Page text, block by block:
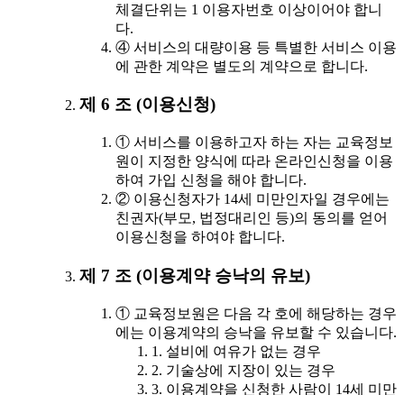
체결단위는 1 이용자번호 이상이어야 합니
다.
④ 서비스의 대량이용 등 특별한 서비스 이용
에 관한 계약은 별도의 계약으로 합니다.
제 6 조 (이용신청)
① 서비스를 이용하고자 하는 자는 교육정보
원이 지정한 양식에 따라 온라인신청을 이용
하여 가입 신청을 해야 합니다.
② 이용신청자가 14세 미만인자일 경우에는
친권자(부모, 법정대리인 등)의 동의를 얻어
이용신청을 하여야 합니다.
제 7 조 (이용계약 승낙의 유보)
① 교육정보원은 다음 각 호에 해당하는 경우
에는 이용계약의 승낙을 유보할 수 있습니다.
1. 설비에 여유가 없는 경우
2. 기술상에 지장이 있는 경우
3. 이용계약을 신청한 사람이 14세 미만